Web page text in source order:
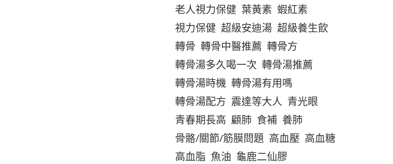
老人視力保健 葉黃素 蝦紅素
視力保健 超級安迪湯 超級養生飲
轉骨 轉骨中醫推薦 轉骨方
轉骨湯多久喝一次 轉骨湯推薦
轉骨湯時機 轉骨湯有用嗎
轉骨湯配方 震達等大人 青光眼
青春期長高 顧肺 食補 養肺
骨骼/關節/筋膜問題 高血壓 高血糖
高血脂 魚油 龜鹿二仙膠